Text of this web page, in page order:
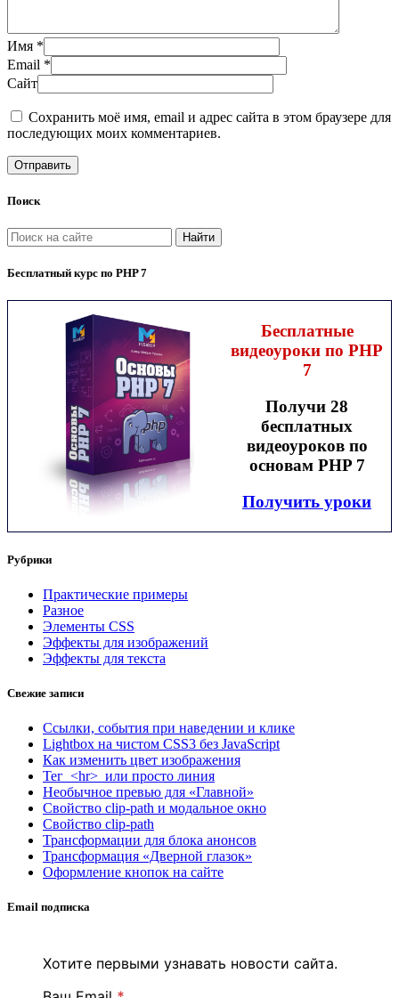
Имя *
Email *
Сайт
Сохранить моё имя, email и адрес сайта в этом браузере для
последующих моих комментариев.
Поиск
Найти
Бесплатный курс по PHP 7
Бесплатные
видеоуроки по PHP
7
Получи 28
бесплатных
видеоуроков по
основам PHP 7
Получить уроки
Рубрики
Практические примеры
Разное
Элементы CSS
Эффекты для изображений
Эффекты для текста
Свежие записи
Ссылки, события при наведении и клике
Lightbox на чистом CSS3 без JavaScript
Как изменить цвет изображения
Тег <hr> или просто линия
Необычное превью для «Главной»
Свойство clip-path и модальное окно
Свойство clip-path
Трансформации для блока анонсов
Трансформация «Дверной глазок»
Оформление кнопок на сайте
Email подписка
Хотите первыми узнавать новости сайта.